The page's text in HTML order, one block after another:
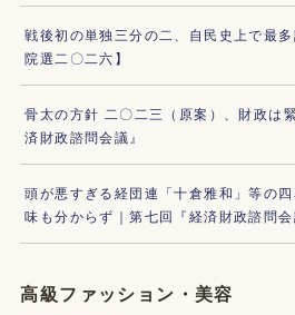
戦後初の単独三分の二、自民史上で最
院選二〇二六】
骨太の方針 二〇二三（原案）、財政は
済財政諮問会議』
頭が悪すぎる経団連「十倉雅和」等の
味も分からず｜第七回『経済財政諮問会
高級ファッション・美容